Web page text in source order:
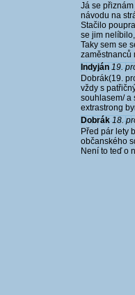
Já se
návodu na
Stačilo
se jim
Taky sem se
zaměstnanců
Indyján 19.
Dobrák(19.
vždy s
souhlasem/ a
extrastrong
Dobrák 18.
Před pár lety
občanského
Není to teď o